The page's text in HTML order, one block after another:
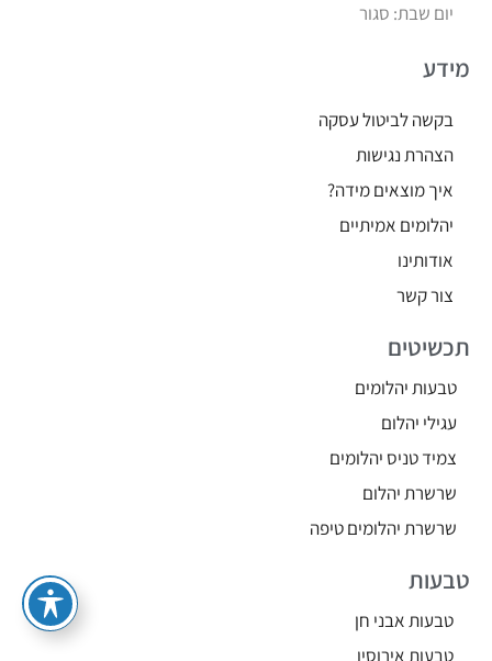
יום שבת: סגור
מידע
בקשה לביטול עסקה
הצהרת נגישות
איך מוצאים מידה?
יהלומים אמיתיים
אודותינו
צור קשר
תכשיטים
טבעות יהלומים
עגילי יהלום
צמיד טניס יהלומים
שרשרת יהלום
שרשרת יהלומים טיפה
טבעות
טבעות אבני חן
טבעות אירוסין